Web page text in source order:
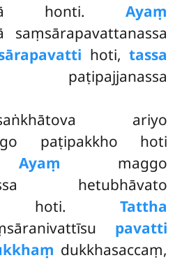
honti. Ayaṃ
saṃsārapavattanassa
hoti, tassa
paṭipajjanassa
ariyo
paṭipakkho hoti
Ayaṃ maggo
hetubhāvato
Tattha
pavatti
dukkhasaccaṃ,